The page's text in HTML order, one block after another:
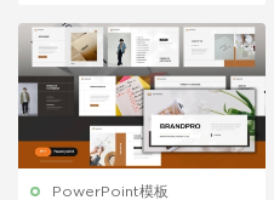
PowerPoint模板